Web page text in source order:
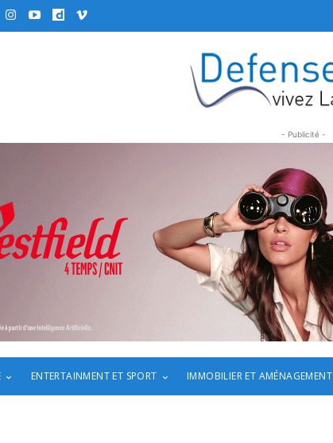
- Publicité -
ENTERTAINMENT ET SPORT IMMOBILIER ET AMÉNAGEMENT